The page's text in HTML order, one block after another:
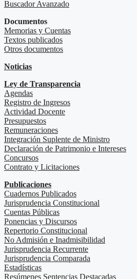
Buscador Avanzado
Documentos
Memorias y Cuentas
Textos publicados
Otros documentos
Noticias
Ley de Transparencia
Agendas
Registro de Ingresos
Actividad Docente
Presupuestos
Remuneraciones
Integración Suplente de Ministro
Declaración de Patrimonio e Intereses
Concursos
Contrato y Licitaciones
Publicaciones
Cuadernos Publicados
Jurisprudencia Constitucional
Cuentas Públicas
Ponencias y Discursos
Repertorio Constitucional
No Admisión e Inadmisibilidad
Jurisprudencia Recurrente
Jurisprudencia Comparada
Estadísticas
Resúmenes Sentencias Destacadas